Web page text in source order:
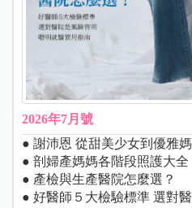
2026年7月號
● 謝沛恩 從甜美少女到優雅
● 剖婦產媽媽各階段照護大全
● 產檢與生產醫院怎麼選？
● 好醫師５大檢驗標準 選對